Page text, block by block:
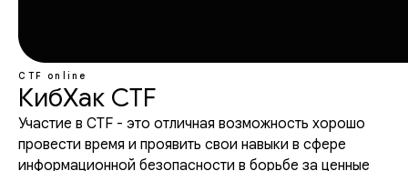
CTF online
КибХак CTF
Участие в CTF - это отличная возможность хорошо
провести время и проявить свои навыки в сфере
информационной безопасности в борьбе за ценные